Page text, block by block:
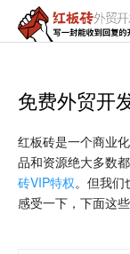
红
外
开
发
信
封
能
收
到
回
复
的
免费外贸开
红板砖是一个商业
品和资源绝大多数
砖VIP特权。但我
感受一下，下面这